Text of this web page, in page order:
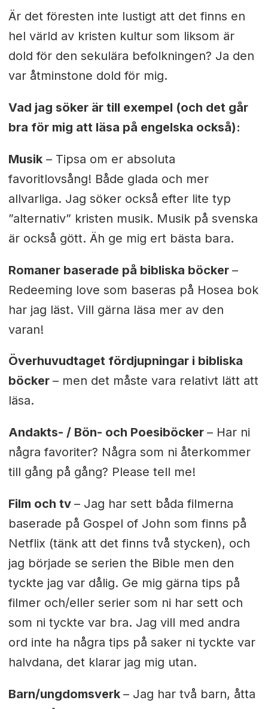
Är det föresten inte lustigt att det finns en
hel värld av kristen kultur som liksom är
dold för den sekulära befolkningen? Ja den
var åtminstone dold för mig.
Vad jag söker är till exempel (och det går
bra för mig att läsa på engelska också):
Musik– Tipsa om er absoluta
favoritlovsång! Både glada och mer
allvarliga. Jag söker också efter lite typ
”alternativ” kristen musik. Musik på svenska
är också gött. Äh ge mig ert bästa bara.
Romaner baserade på bibliska böcker –
Redeeming love som baseras på Hosea bok
har jag läst. Vill gärna läsa mer av den
varan!
Överhuvudtaget fördjupningar i bibliska
böcker – men det måste vara relativt lätt att
läsa.
Andakts- / Bön- och Poesiböcker – Har ni
några favoriter? Några som ni återkommer
till gång på gång? Please tell me!
Film och tv – Jag har sett båda filmerna
baserade på Gospel of John som finns på
Netflix (tänk att det finns två stycken), och
jag började se serien the Bible men den
tyckte jag var dålig. Ge mig gärna tips på
filmer och/eller serier som ni har sett och
som ni tyckte var bra. Jag vill med andra
ord inte ha några tips på saker ni tyckte var
halvdana, det klarar jag mig utan.
Barn/ungdomsverk – Jag har två barn, åtta